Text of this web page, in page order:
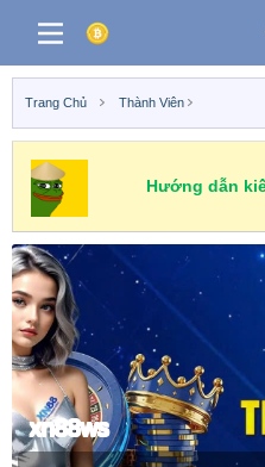
Trang Chủ Thành Viên
Hướng dẫn
xn88ws